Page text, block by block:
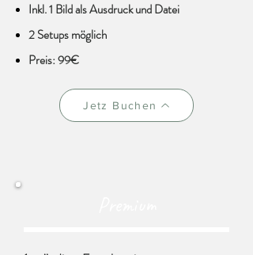
Inkl. 1 Bild als Ausdruck und Datei
2 Setups möglich
Preis: 99€
Jetz Buchen